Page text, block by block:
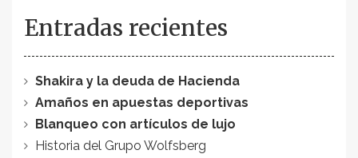
Entradas recientes
Shakira y la deuda de Hacienda
Amaños en apuestas deportivas
Blanqueo con artículos de lujo
Historia del Grupo Wolfsberg